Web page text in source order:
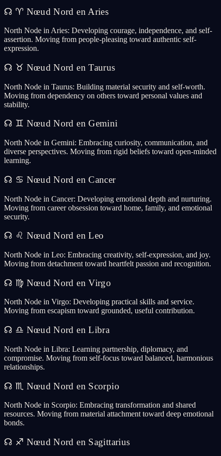
☊ ♈ Nœud Nord en Aries
North Node in Aries: Developing courage, independence, and self-
assertion. Moving from people-pleasing toward authentic self-
expression.
☊ ♉ Nœud Nord en Taurus
North Node in Taurus: Building material security and self-worth.
Moving from dependency on others toward personal values and
stability.
☊ ♊ Nœud Nord en Gemini
North Node in Gemini: Embracing curiosity, communication, and
diverse perspectives. Moving from rigid beliefs toward open-minded
learning.
☊ ♋ Nœud Nord en Cancer
North Node in Cancer: Developing emotional depth and nurturing.
Moving from career obsession toward home, family, and emotional
security.
☊ ♌ Nœud Nord en Leo
North Node in Leo: Embracing creativity, self-expression, and joy.
Moving from detachment toward heartfelt passion and recognition.
☊ ♍ Nœud Nord en Virgo
North Node in Virgo: Developing practical skills and service.
Moving from escapism toward grounded, useful contribution.
☊ ♎ Nœud Nord en Libra
North Node in Libra: Learning partnership, diplomacy, and
compromise. Moving from self-focus toward balanced, harmonious
relationships.
☊ ♏ Nœud Nord en Scorpio
North Node in Scorpio: Embracing transformation and shared
resources. Moving from material attachment toward deep emotional
bonds.
☊ ♐ Nœud Nord en Sagittarius